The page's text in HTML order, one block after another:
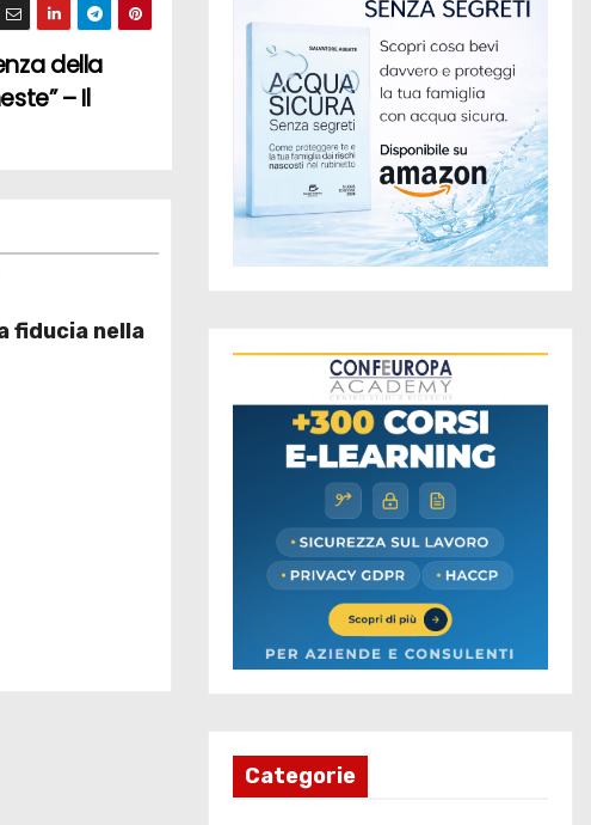
della
– Il
fiducia nella
Categorie